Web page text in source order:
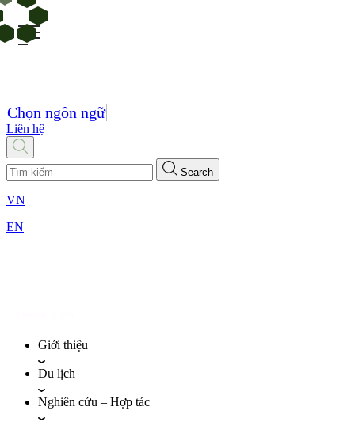
Chọn ngôn ngữ
Liên hệ
Search
VN
EN
Giới thiệu
Du lịch
Nghiên cứu – Hợp tác